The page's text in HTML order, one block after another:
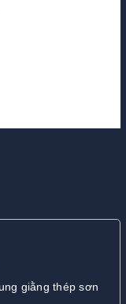
giằng thép sơn